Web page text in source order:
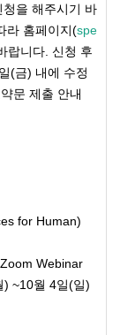
을 해주시기 바
라 홈페이지(spe
랍니다. 신청 후
(금) 내에 수정
문 제출 안내
for Human)
Webinar
~10월 4일(일)